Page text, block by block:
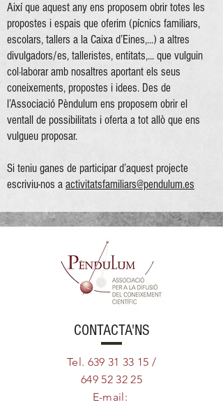
Així que aquest any ens proposem obrir totes les
propostes i espais que oferim (pícnics familiars,
escolars, tallers a la Caixa d’Eines,...) a altres
divulgadors/es, talleristes, entitats,... que vulguin
col·laborar amb nosaltres aportant els seus
coneixements, propostes i idees. Des de
l’Associació Pèndulum ens proposem obrir el
ventall de possibilitats i oferta a tot allò que ens
vulgueu proposar.
Si teniu ganes de participar d’aquest projecte
escriviu-nos a activitatsfamiliars@pendulum.es
CONTACTA'NS
Tel. 639 31 33 15 /
649 52 32 25
E-mail: